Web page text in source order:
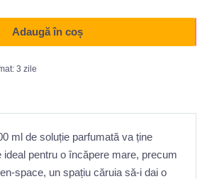
Adaugă în coș
3 zile
ml de soluție parfumată va ține
ideal pentru o încăpere mare, precum
space, un spațiu căruia să-i dai o